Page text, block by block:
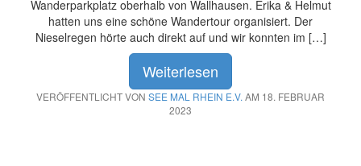
Wanderparkplatz oberhalb von Wallhausen. Erika & Helmut
hatten uns eine schöne Wandertour organisiert. Der
Nieselregen hörte auch direkt auf und wir konnten im […]
Weiterlesen
VERÖFFENTLICHT VON SEE MAL RHEIN E.V. AM 18. FEBRUAR
2023